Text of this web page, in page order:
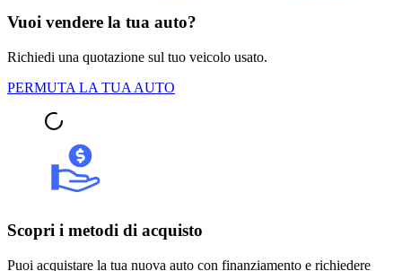
Vuoi vendere la tua auto?
Richiedi una quotazione sul tuo veicolo usato.
PERMUTA LA TUA AUTO
Scopri i metodi di acquisto
Puoi acquistare la tua nuova auto con finanziamento e richiedere